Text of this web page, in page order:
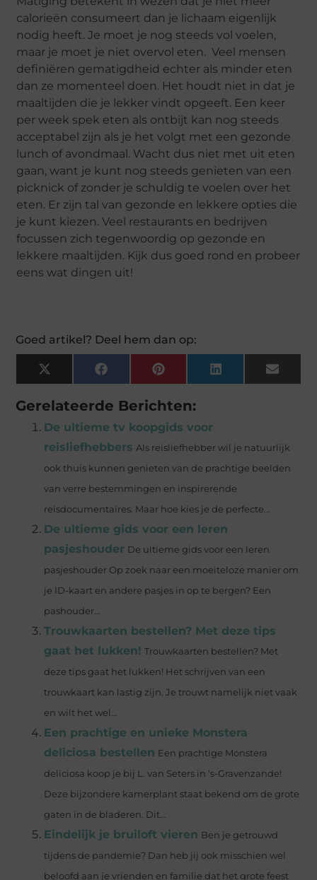
calorieën consumeert dan je lichaam eigenlijk
nodig heeft. Je moet je nog steeds vol voelen,
maar je moet je niet overvol eten. Veel mensen
definiëren gematigdheid echter als minder eten
dan ze momenteel doen. Het houdt niet in dat je
maaltijden die je lekker vindt opgeeft. Een keer
per week spek eten als ontbijt kan nog steeds
acceptabel zijn als je het volgt met een gezonde
lunch of avondmaal. Wacht dus niet met uit eten
gaan, want je kunt nog steeds genieten van een
picknick of zonder je schuldig te voelen over het
eten. Er zijn tal van gezonde en lekkere opties die
je kunt kiezen. Veel restaurants en bedrijven
focussen zich tegenwoordig op gezonde en
lekkere maaltijden. Kijk dus goed rond en probeer
eens wat dingen uit!
Goed artikel? Deel hem dan op:
X
(Twitter)
FacebookPinterestLinkedIn Email
Gerelateerde Berichten:
De ultieme tv koopgids voor
reisliefhebbers Als reisliefhebber wil je natuurlijk
ook thuis kunnen genieten van de prachtige beelden
van verre bestemmingen en inspirerende
reisdocumentaires. Maar hoe kies je de perfecte...
De ultieme gids voor een leren
pasjeshouder De ultieme gids voor een leren
pasjeshouder Op zoek naar een moeiteloze manier om
je ID-kaart en andere pasjes in op te bergen? Een
pashouder...
Trouwkaarten bestellen? Met deze tips
gaat het lukken! Trouwkaarten bestellen? Met
deze tips gaat het lukken! Het schrijven van een
trouwkaart kan lastig zijn. Je trouwt namelijk niet vaak
en wilt het wel...
Een prachtige en unieke Monstera
deliciosa bestellen Een prachtige Monstera
deliciosa koop je bij L. van Seters in ‘s-Gravenzande!
Deze bijzondere kamerplant staat bekend om de grote
gaten in de bladeren. Dit...
Eindelijk je bruiloft vieren Ben je getrouwd
tijdens de pandemie? Dan heb jij ook misschien wel
beloofd aan je vrienden en familie dat het grote feest